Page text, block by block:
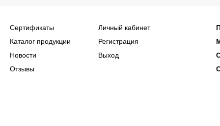
Сертификаты
Каталог продукции
Новости
Отзывы
Личный кабинет
Регистрация
Выход